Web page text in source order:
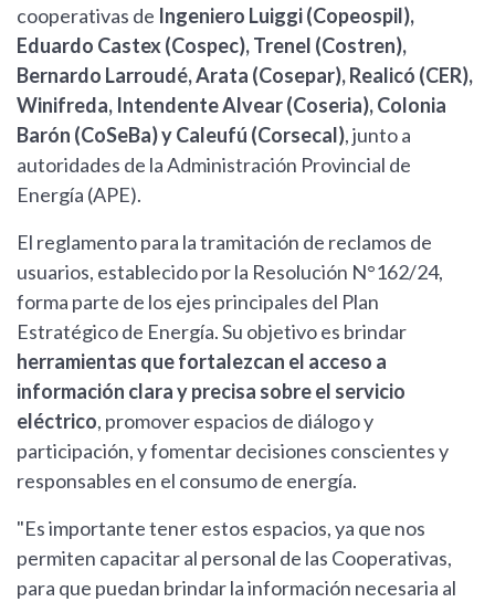
cooperativas de Ingeniero Luiggi (Copeospil),
Eduardo Castex (Cospec), Trenel (Costren),
Bernardo Larroudé, Arata (Cosepar), Realicó (CER),
Winifreda, Intendente Alvear (Coseria), Colonia
Barón (CoSeBa) y Caleufú (Corsecal), junto a
autoridades de la Administración Provincial de
Energía (APE).
El reglamento para la tramitación de reclamos de
usuarios, establecido por la Resolución N°162/24,
forma parte de los ejes principales del Plan
Estratégico de Energía. Su objetivo es brindar
herramientas que fortalezcan el acceso a
información clara y precisa sobre el servicio
eléctrico, promover espacios de diálogo y
participación, y fomentar decisiones conscientes y
responsables en el consumo de energía.
"Es importante tener estos espacios, ya que nos
permiten capacitar al personal de las Cooperativas,
para que puedan brindar la información necesaria al